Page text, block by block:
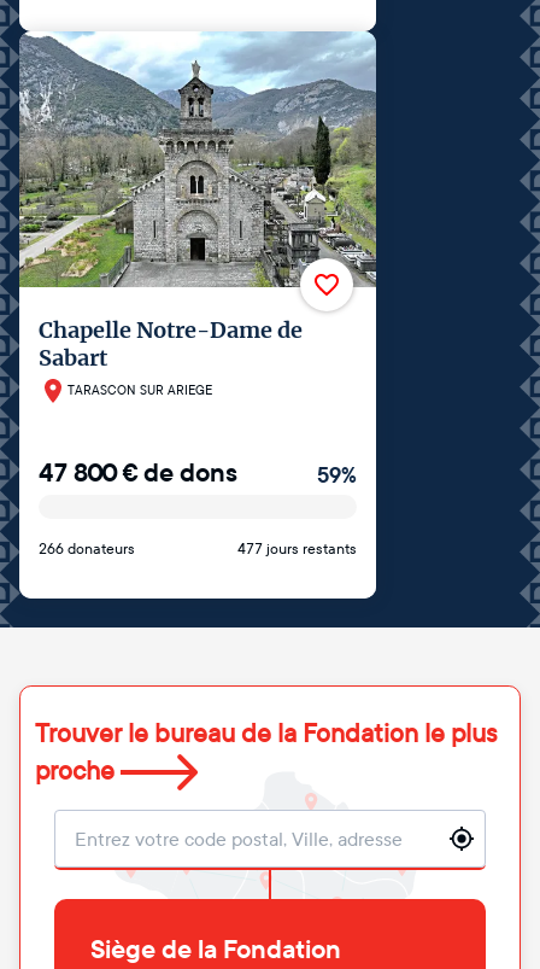
Chapelle Notre-Dame de
Sabart
TARASCON SUR ARIEGE
47 800€de dons 59%
266 donateurs 477 jours restants
Trouver le bureau de la Fondation le plus
proche
Localisation
Siège de la Fondation